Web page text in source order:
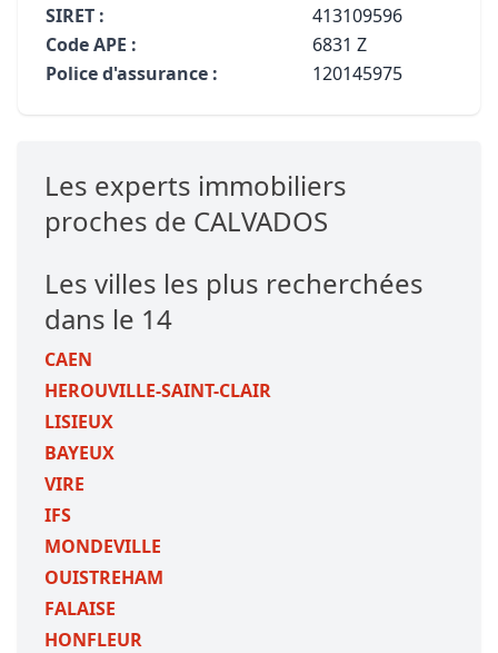
SIRET :
413109596
Code APE :
6831 Z
Police d'assurance :
120145975
Les experts immobiliers
proches de CALVADOS
Les villes les plus recherchées
dans le 14
CAEN
HEROUVILLE-SAINT-CLAIR
LISIEUX
BAYEUX
VIRE
IFS
MONDEVILLE
OUISTREHAM
FALAISE
HONFLEUR